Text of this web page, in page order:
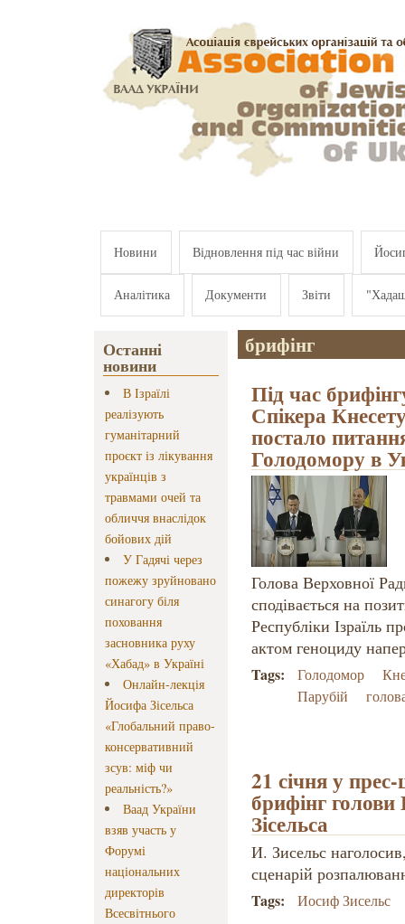
Новини Відновлення під час війни
Аналітика Документи Звіти
Останні
новини
В Ізраїлі
реалізують
гуманітарний
проєкт із лікування
українців з
травмами очей та
обличчя внаслідок
бойових дій
У Гадячі через
пожежу зруйновано
синагогу біля
поховання
засновника руху
«Хабад» в Україні
Онлайн-лекція
Йосифа Зісельса
«Глобальний право-
консервативний
зсув: міф чи
реальність?»
Ваад України
взяв участь у
Форумі
національних
директорів
Всесвітнього
брифінг
Під час
Спікера
постало
Голодомору в
Голова Верховної
сподівається на
Республіки Ізраїль
актом геноциду
Tags: Голодомор
Парубій
21 січня у
брифінг
Зісельса
И. Зисельс
сценарій
Tags: Иосиф Зисельс